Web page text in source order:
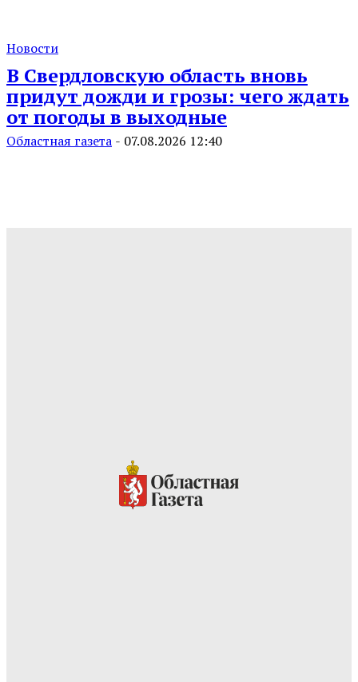
Новости
В Свердловскую область вновь
придут дожди и грозы: чего ждать
от погоды в выходные
Областная газета - 07.08.2026 12:40